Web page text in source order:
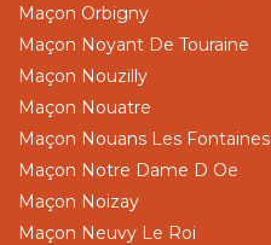
Maçon Orbigny
Maçon Noyant De Touraine
Maçon Nouzilly
Maçon Nouatre
Maçon Nouans Les Fontaines
Maçon Notre Dame D Oe
Maçon Noizay
Maçon Neuvy Le Roi